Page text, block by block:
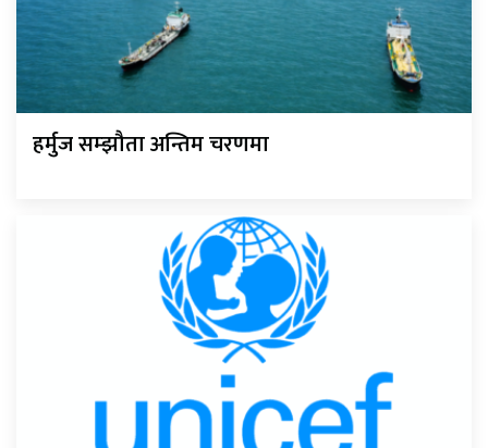
हर्मुज सम्झौता अन्तिम चरणमा